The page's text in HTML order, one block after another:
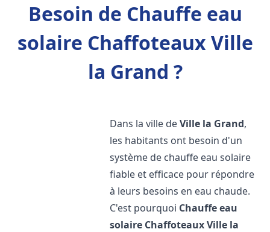
Besoin de Chauffe eau
solaire Chaffoteaux Ville
la Grand ?
Dans la ville deVille la Grand,
les habitants ont besoin d'un
système de chauffe eau solaire
fiable et efficace pour répondre
à leurs besoins en eau chaude.
C'est pourquoi Chauffe eau
solaire ChaffoteauxVille la